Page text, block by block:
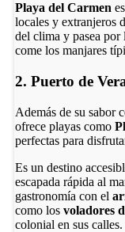
Playa del Carmen
locales y extranjeros
del clima y pasea por
come los manjares
2. Puerto de
Además de su sabor
ofrece playas como
perfectas para
Es un destino
escapada rápida al
gastronomía con el
como los voladores
colonial en sus calles.